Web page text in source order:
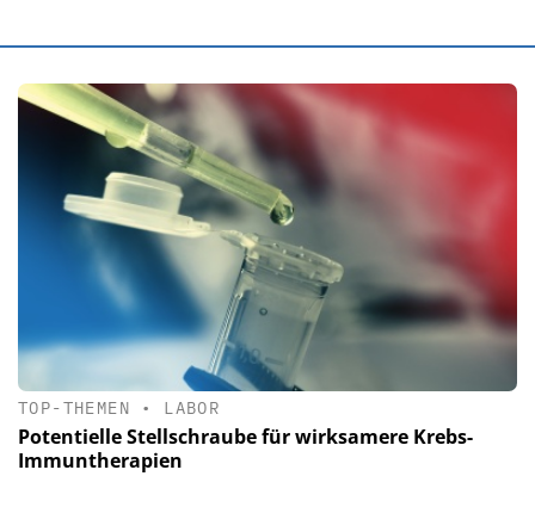
TOP-THEMEN • LABOR
Potentielle Stellschraube für wirksamere Krebs-
Immuntherapien